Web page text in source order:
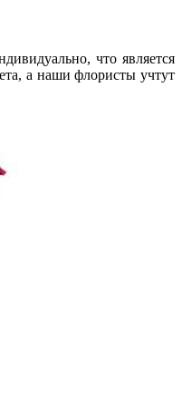
что является
а наши флористы учтут